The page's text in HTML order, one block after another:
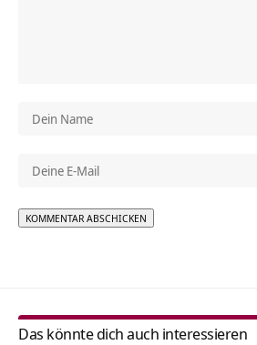
Das könnte dich auch interessieren